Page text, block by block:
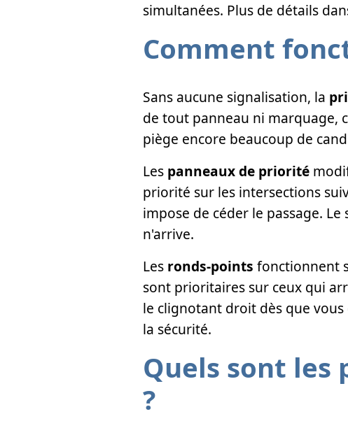
simultanées. Plus de détails
Comment
Sans aucune signalisation, la
de tout panneau ni marquage,
piège encore beaucoup de
Les panneaux de priorité
priorité sur les intersections
impose de céder le passage.
n'arrive.
Les ronds-points fonctionnent
sont prioritaires sur ceux qui
le clignotant droit dès que
la sécurité.
Quels sont les
?